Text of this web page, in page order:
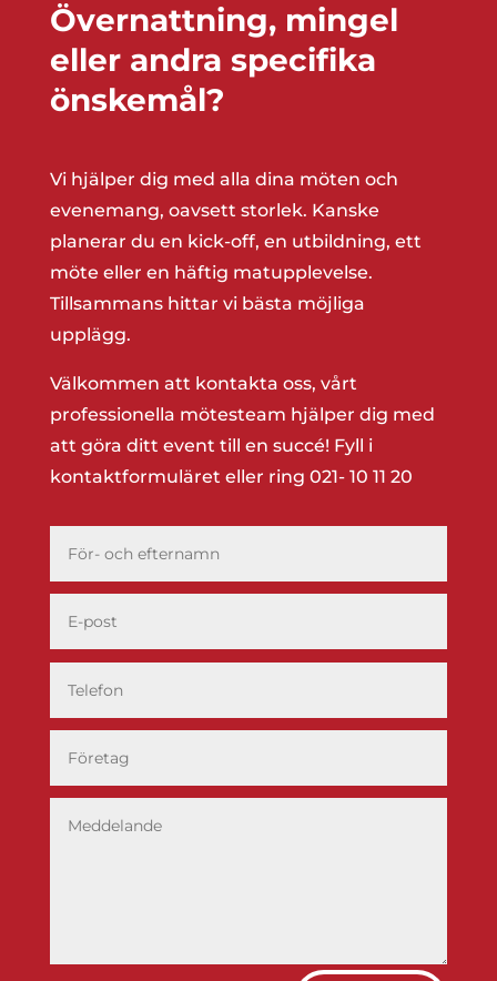
Övernattning, mingel
eller andra specifika
önskemål?
Vi hjälper dig med alla dina möten och
evenemang, oavsett storlek. Kanske
planerar du en kick-off, en utbildning, ett
möte eller en häftig matupplevelse.
Tillsammans hittar vi bästa möjliga
upplägg.
Välkommen att kontakta oss, vårt
professionella mötesteam hjälper dig med
att göra ditt event till en succé! Fyll i
kontaktformuläret eller ring 021- 10 11 20